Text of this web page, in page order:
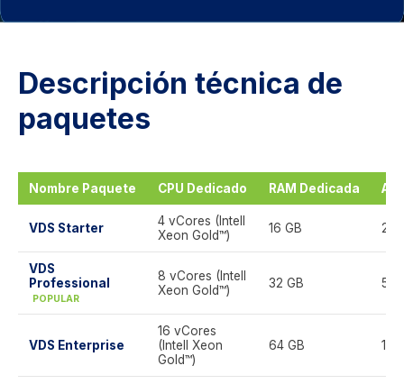
Descripción técnica de
paquetes
Nombre Paquete CPU Dedicado RAM Dedicada
VDS Starter
4 vCores (Intell
Xeon Gold™)
16 GB
VDS
Professional
POPULAR
8 vCores (Intell
Xeon Gold™)
32 GB
VDS Enterprise
16 vCores
(Intell Xeon
Gold™)
64 GB 1